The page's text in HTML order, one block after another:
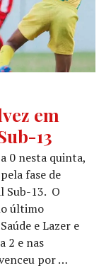
em
13
0 nesta quinta,
fase de
Sub-13. O
último
e Lazer e
2 e nas
por …